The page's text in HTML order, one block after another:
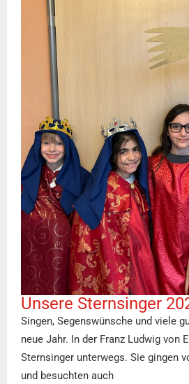
Unsere Sternsinger
Singen, Segenswünsche und viele
neue Jahr. In der Franz Ludwig von
Sternsinger unterwegs. Sie gingen
und besuchten auch